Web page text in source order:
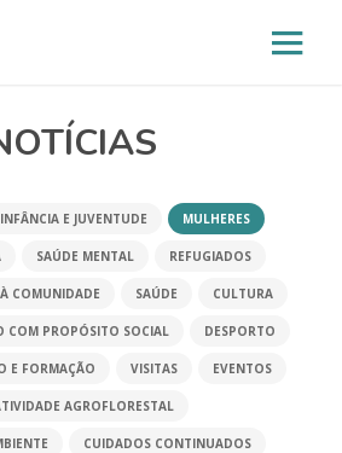
INFÂNCIA E JUVENTUDE MULHERES
SAÚDE MENTAL REFUGIADOS
COMUNIDADE SAÚDE CULTURA
COM PROPÓSITO SOCIAL DESPORTO
E FORMAÇÃO VISITAS EVENTOS
AGROFLORESTAL
CUIDADOS CONTINUADOS